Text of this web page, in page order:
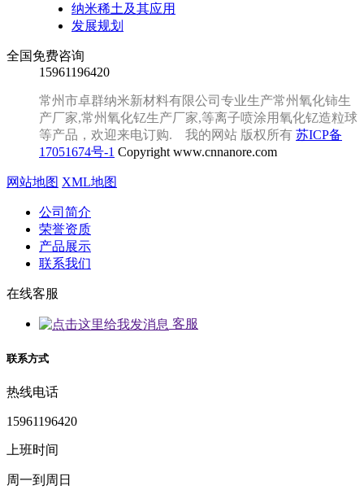
纳米稀土及其应用
发展规划
全国免费咨询
15961196420
常州市卓群纳米新材料有限公司专业生产常州氧化铈生
产厂家,常州氧化钇生产厂家,等离子喷涂用氧化钇造粒球
等产品，欢迎来电订购. 我的网站 版权所有 苏ICP备
17051674号-1 Copyright www.cnnanore.com
网站地图 XML地图
公司简介
荣誉资质
产品展示
联系我们
在线客服
客服
联系方式
热线电话
15961196420
上班时间
周一到周日